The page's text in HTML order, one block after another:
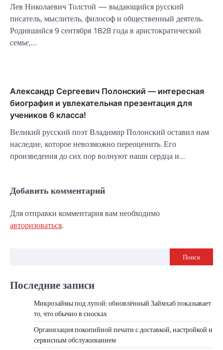
Лев Николаевич Толстой — выдающийся русский
писатель, мыслитель, философ и общественный деятель.
Родившийся 9 сентября 1828 года в аристократической
семье,…
Александр Сергеевич Полонский — интересная
биография и увлекательная презентация для
учеников 6 класса!
Великий русский поэт Владимир Полонский оставил нам
наследие, которое невозможно переоценить. Его
произведения до сих пор волнуют наши сердца и…
Добавить комментарий
Для отправки комментария вам необходимо
авторизоваться.
Поиск
Последние записи
Микрозаймы под лупой: обновлённый Займхаб показывает
то, что обычно в сносках
Организация покопийной печати с доставкой, настройкой и
сервисным обслуживанием